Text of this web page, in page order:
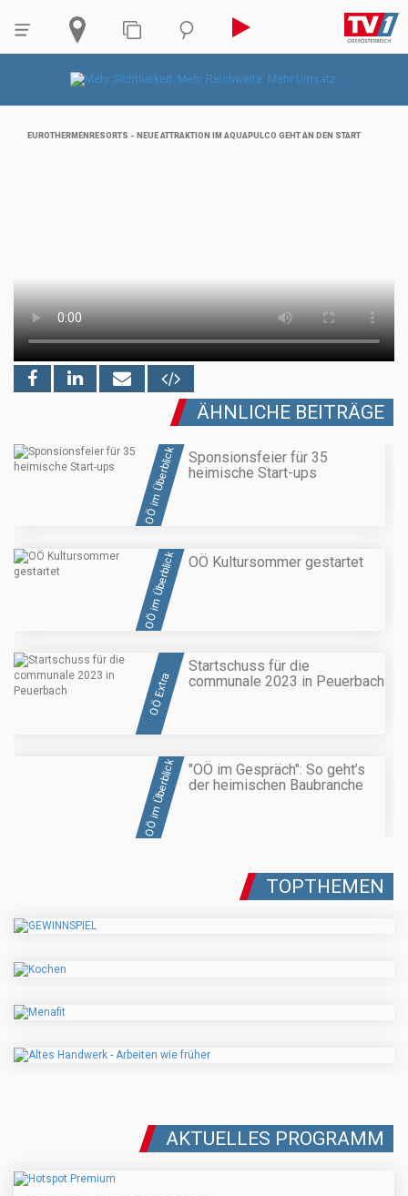
EUROTHERMENRESORTS - NEUE ATTRAKTION IM AQUAPULCO GEHT AN DEN START
ÄHNLICHE BEITRÄGE
OÖ im Überblick
Sponsionsfeier für 35
heimische Start-ups
OÖ im Überblick OÖ Kultursommer gestartet
OÖ Extra
Startschuss für die
communale 2023 in Peuerbach
OÖ im Überblick
"OÖ im Gespräch": So geht’s
der heimischen Baubranche
TOPTHEMEN
AKTUELLES PROGRAMM